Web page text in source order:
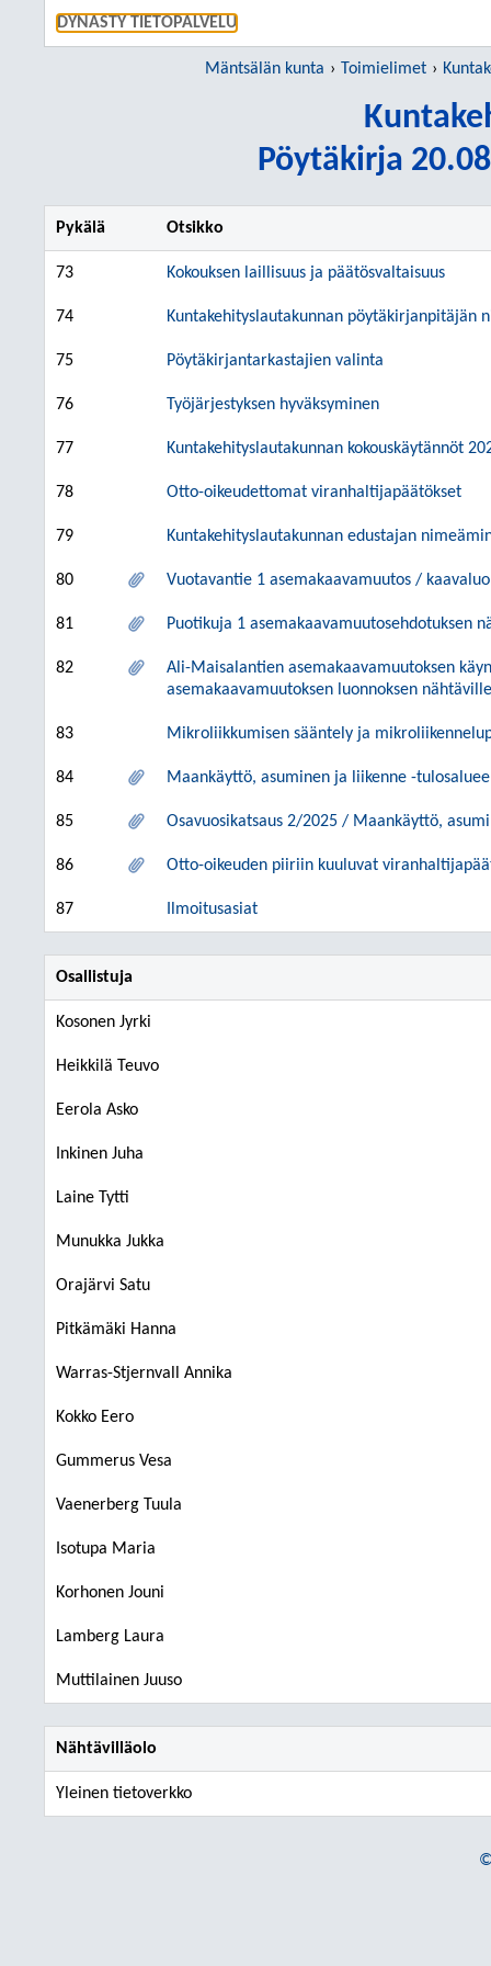
DYNASTY TIETOPALVELU
Mäntsälän kunta Toimielimet
Pöytäkirja
Pykälä Otsikko
73 Kokouksen laillisuus ja päätösvaltaisuus
74 Kuntakehityslautakunnan pöytäkirjanpitäjän
75 Pöytäkirjantarkastajien valinta
76 Työjärjestyksen hyväksyminen
77 Kuntakehityslautakunnan kokouskäytännöt
78 Otto-oikeudettomat viranhaltijapäätökset
79 Kuntakehityslautakunnan edustajan
80 Vuotavantie 1 asemakaavamuutos /
81 Puotikuja 1 asemakaavamuutosehdotuksen
82
Ali-Maisalantien asemakaavamuutoksen
asemakaavamuutoksen luonnoksen
83 Mikroliikkumisen sääntely ja
84 Maankäyttö, asuminen ja liikenne -
85 Osavuosikatsaus 2/2025 / Maankäyttö,
86 Otto-oikeuden piiriin kuuluvat
87 Ilmoitusasiat
Osallistuja
Kosonen Jyrki
Heikkilä Teuvo
Eerola Asko
Inkinen Juha
Laine Tytti
Munukka Jukka
Orajärvi Satu
Pitkämäki Hanna
Warras-Stjernvall Annika
Kokko Eero
Gummerus Vesa
Vaenerberg Tuula
Isotupa Maria
Korhonen Jouni
Lamberg Laura
Muttilainen Juuso
Nähtävilläolo
Yleinen tietoverkko